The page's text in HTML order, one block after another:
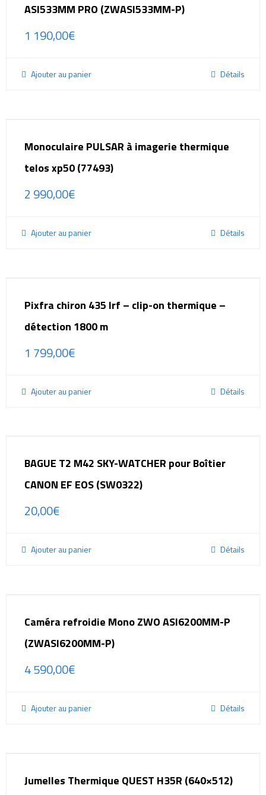
ASI533MM PRO (ZWASI533MM-P)
1 190,00€
Ajouter au panier Détails
Monoculaire PULSAR à imagerie thermique
telos xp50 (77493)
2 990,00€
Ajouter au panier Détails
Pixfra chiron 435 lrf – clip-on thermique –
détection 1800 m
1 799,00€
Ajouter au panier Détails
BAGUE T2 M42 SKY-WATCHER pour Boîtier
CANON EF EOS (SW0322)
20,00€
Ajouter au panier Détails
Caméra refroidie Mono ZWO ASI6200MM-P
(ZWASI6200MM-P)
4 590,00€
Ajouter au panier Détails
Jumelles Thermique QUEST H35R (640×512)